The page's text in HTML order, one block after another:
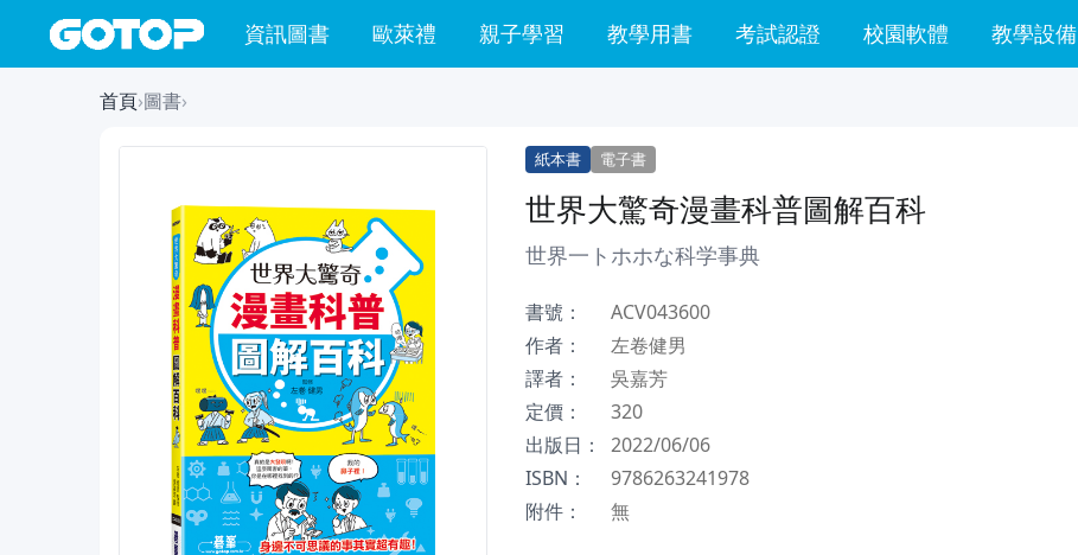
資訊圖書 歐萊禮 親子學習 教學用書 考試認證 校園軟體 教學設備
首頁›圖書›
紙本書 電子書
世界大驚奇漫畫科普圖解百科
世界一トホホな科学事典
書號：
ACV043600
作者：
左卷健男
譯者：
吳嘉芳
定價：
320
出版日：
2022/06/06
ISBN：
9786263241978
附件：
無